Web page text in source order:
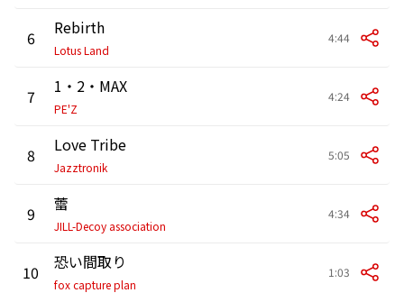
6 Rebirth
Lotus Land
4:44
7 1・2・MAX
PE'Z
4:24
8 Love Tribe
Jazztronik
5:05
9 蕾
JILL-Decoy association
4:34
10 恐い間取り
fox capture plan
1:03